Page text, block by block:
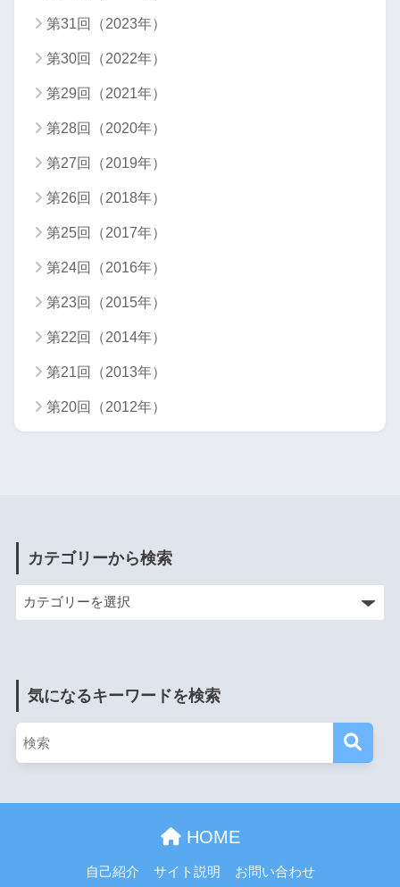
第31回（2023年）
第30回（2022年）
第29回（2021年）
第28回（2020年）
第27回（2019年）
第26回（2018年）
第25回（2017年）
第24回（2016年）
第23回（2015年）
第22回（2014年）
第21回（2013年）
第20回（2012年）
カテゴリーから検索
気になるキーワードを検索
HOME
自己紹介 サイト説明 お問い合わせ